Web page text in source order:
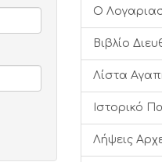
Ο
Βιβλίο
Λίστα
Ιστορικό
Λήψεις